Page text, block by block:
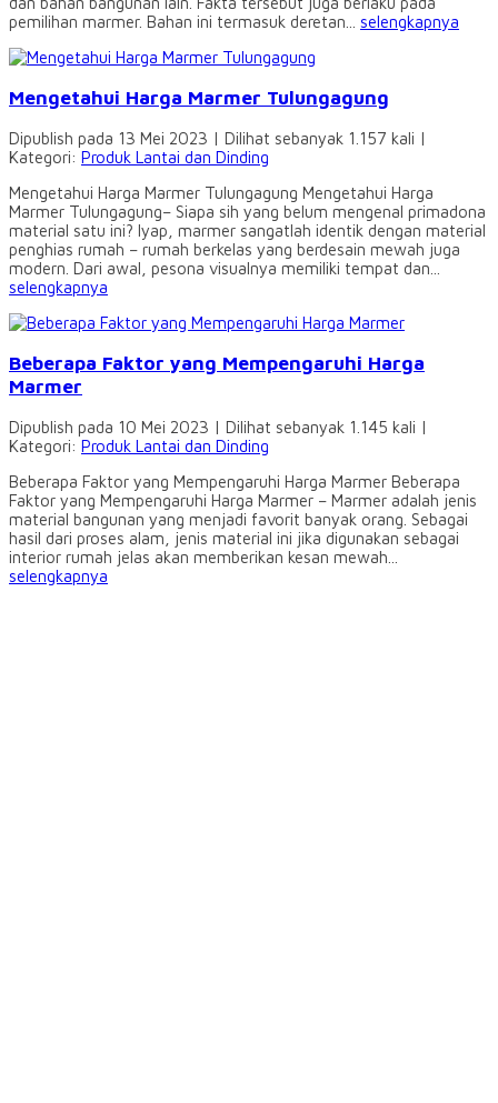
pemilihan marmer. Bahan ini termasuk deretan... selengkapnya
Mengetahui Harga Marmer Tulungagung
Dipublish pada 13 Mei 2023 | Dilihat sebanyak 1.157 kali |
Kategori: Produk Lantai dan Dinding
Mengetahui Harga Marmer Tulungagung Mengetahui Harga
Marmer Tulungagung– Siapa sih yang belum mengenal primadona
material satu ini? Iyap, marmer sangatlah identik dengan material
penghias rumah – rumah berkelas yang berdesain mewah juga
modern. Dari awal, pesona visualnya memiliki tempat dan...
selengkapnya
Beberapa Faktor yang Mempengaruhi Harga
Marmer
Dipublish pada 10 Mei 2023 | Dilihat sebanyak 1.145 kali |
Kategori: Produk Lantai dan Dinding
Beberapa Faktor yang Mempengaruhi Harga Marmer Beberapa
Faktor yang Mempengaruhi Harga Marmer – Marmer adalah jenis
material bangunan yang menjadi favorit banyak orang. Sebagai
hasil dari proses alam, jenis material ini jika digunakan sebagai
interior rumah jelas akan memberikan kesan mewah...
selengkapnya